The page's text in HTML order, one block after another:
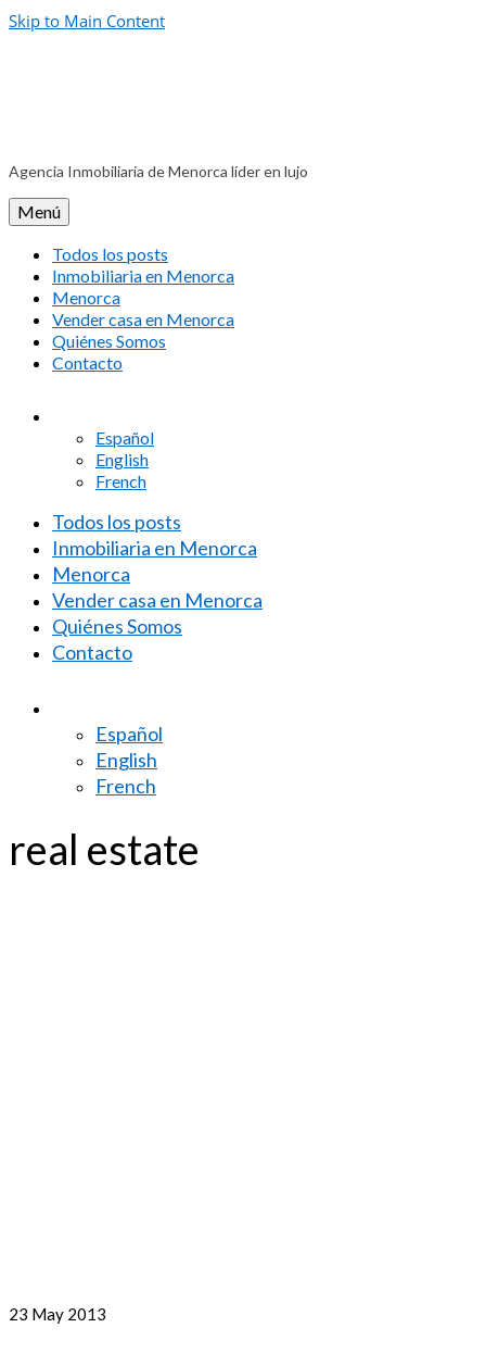
Skip to Main Content
Agencia Inmobiliaria de Menorca líder en lujo
Menú
Todos los posts
Inmobiliaria en Menorca
Menorca
Vender casa en Menorca
Quiénes Somos
Contacto
Español
English
French
Todos los posts
Inmobiliaria en Menorca
Menorca
Vender casa en Menorca
Quiénes Somos
Contacto
Español
English
French
real estate
23 May 2013